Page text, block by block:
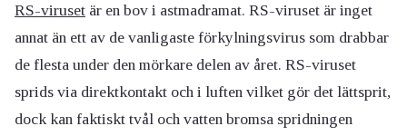
RS-viruset är en bov i astmadramat. RS-viruset är inget
annat än ett av de vanligaste förkylningsvirus som drabbar
de flesta under den mörkare delen av året. RS-viruset
sprids via direktkontakt och i luften vilket gör det lättsprit,
dock kan faktiskt tvål och vatten bromsa spridningen